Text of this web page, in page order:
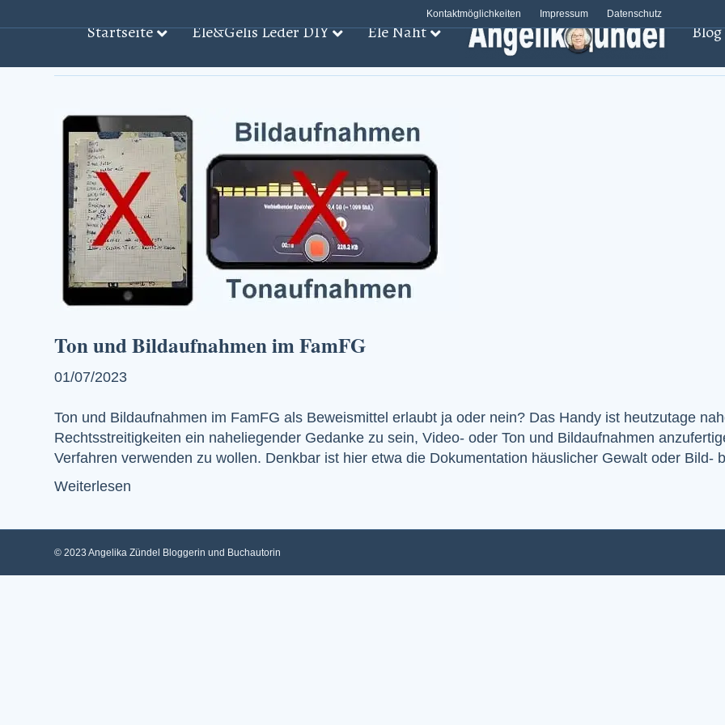
Kontaktmöglichkeiten Impressum Datenschutz
Startseite Ele&Gelis Leder DIY Ele Näht Blog
Ton und Bildaufnahmen im FamFG
01/07/2023
Ton und Bildaufnahmen im FamFG als Beweismittel erlaubt ja oder nein? Das Handy ist heutzutage
Rechtsstreitigkeiten ein naheliegender Gedanke zu sein, Video- oder Ton und Bildaufnahmen
Verfahren verwenden zu wollen. Denkbar ist hier etwa die Dokumentation häuslicher Gewalt oder Bild-
Weiterlesen
© 2023 Angelika Zündel Bloggerin und Buchautorin